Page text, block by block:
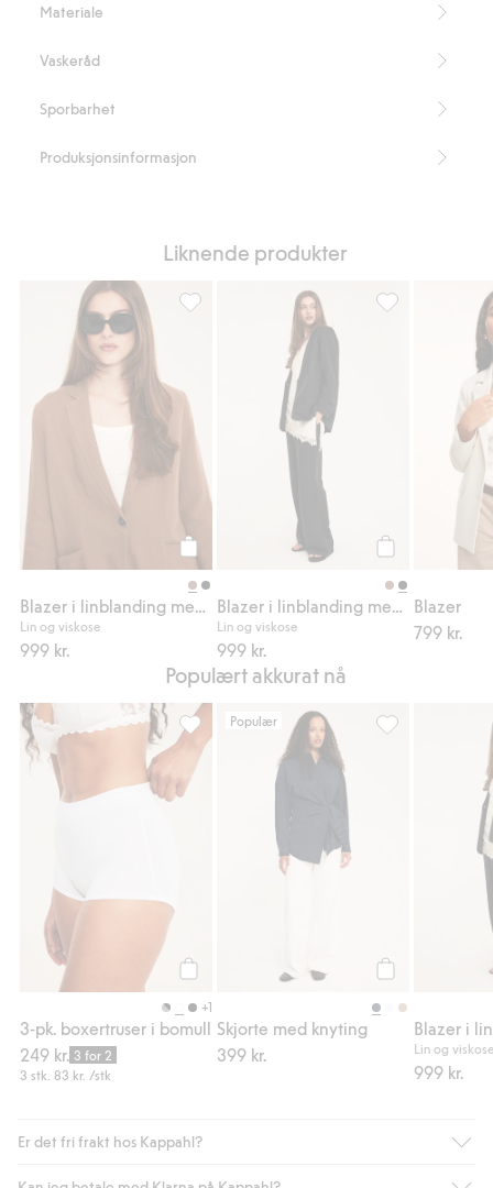
Inneholder 50 % Masters of FLAX FIBRE™-lin.
Materiale
Vaskeråd
Sporbarhet
Produksjonsinformasjon
Liknende produkter
Legg til
Lin og viskose
999 kr.
Blazer i linblanding med avslappet
Lin og viskose
999 kr.
Blazer i
Blazer
799 kr.
Populært akkurat nå
+1
3-pk. boxertruser i bomull
249 kr. 3 for 2
3 stk. 83 kr. /stk
3-pk. boxertruser i bomull, Legg til i
Populær
Skjorte med knyting
399 kr.
Skjorte med
Lin og
999 kr.
Er det fri frakt hos Kappahl?